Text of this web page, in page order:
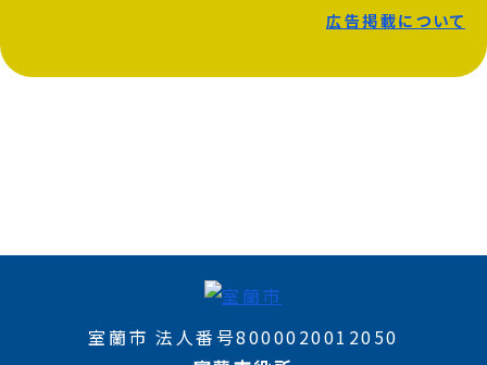
広告掲載について
室蘭市 法人番号8000020012050